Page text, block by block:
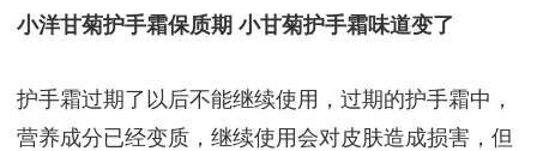
小洋甘菊护手霜保质期 小甘菊护手霜味道变了
护手霜过期了以后不能继续使用，过期的护手霜中，
营养成分已经变质，继续使用会对皮肤造成损害，但